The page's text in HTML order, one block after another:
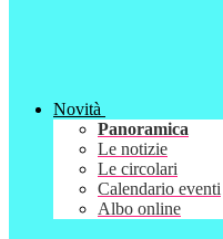
Novità
Panoramica
Le notizie
Le circolari
Calendario eventi
Albo online